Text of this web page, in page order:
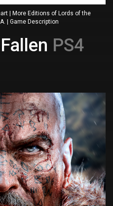
More Editions of Lords of the
Game Description
PS4